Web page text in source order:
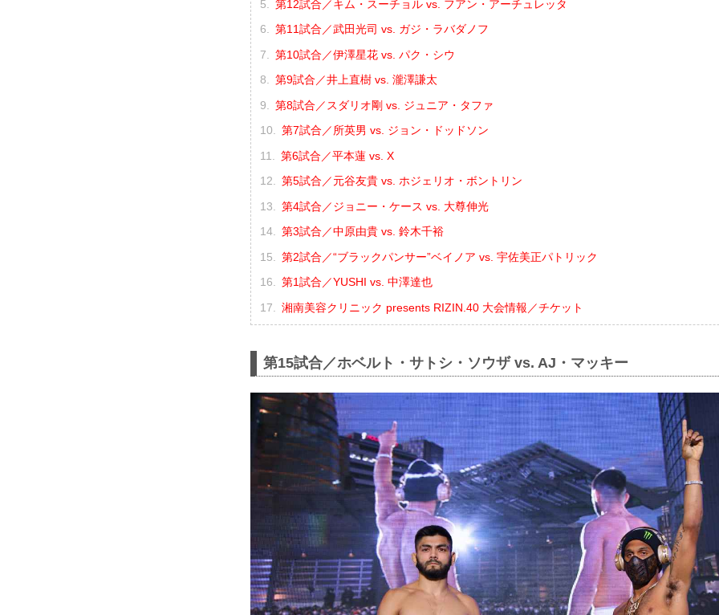
第12試合／キム・スーチョル vs. フアン・アーチュレッタ
第11試合／武田光司 vs. ガジ・ラバダノフ
第10試合／伊澤星花 vs. パク・シウ
第9試合／井上直樹 vs. 瀧澤謙太
第8試合／スダリオ剛 vs. ジュニア・タファ
第7試合／所英男 vs. ジョン・ドッドソン
第6試合／平本蓮 vs. X
第5試合／元谷友貴 vs. ホジェリオ・ボントリン
第4試合／ジョニー・ケース vs. 大尊伸光
第3試合／中原由貴 vs. 鈴木千裕
第2試合／“ブラックパンサー”ベイノア vs. 宇佐美正パトリック
第1試合／YUSHI vs. 中澤達也
湘南美容クリニック presents RIZIN.40 大会情報／チケット
第15試合／ホベルト・サトシ・ソウザ vs. AJ・マッキー